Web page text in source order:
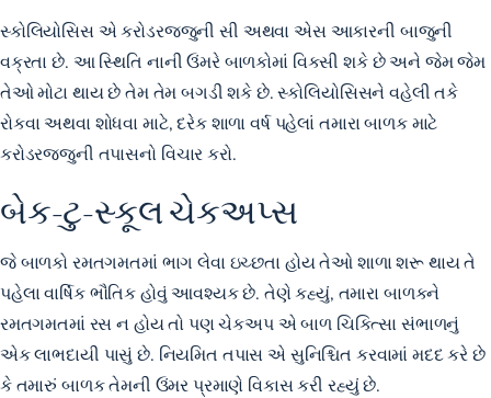
સ્કોલિયોસિસ એકરોડરજ્જુની સી અથવા એસ આકારની બાજુની
વક્રતાછે. આ સ્થિતિ નાની ઉંમરે બાળકોમાં વિકસી શકે છે અને જેમ જેમ
તેઓ મોટા થાય છે તેમ તેમ બગડી શકે છે. સ્કોલિયોસિસને વહેલી તકે
રોકવા અથવા શોધવા માટે, દરેક શાળા વર્ષ પહેલાં તમારા બાળક માટે
કરોડરજ્જુની તપાસનો વિચાર કરો.
બેક-ટુ-સ્કૂલ ચેકઅપ્સ
જે બાળકો રમતગમતમાં ભાગ લેવા ઇચ્છતા હોય તેઓ શાળા શરૂ થાય તે
પહેલા વાર્ષિક ભૌતિક હોવું આવશ્યક છે. તેણે કહ્યું, તમારા બાળકને
રમતગમતમાં રસ ન હોય તો પણ ચેકઅપ એ બાળ ચિકિત્સા સંભાળનું
એક લાભદાયી પાસું છે. નિયમિત તપાસ એ સુનિશ્ચિત કરવામાં મદદ કરે છે
કે તમારું બાળક તેમની ઉંમર પ્રમાણે વિકાસ કરી રહ્યું છે.